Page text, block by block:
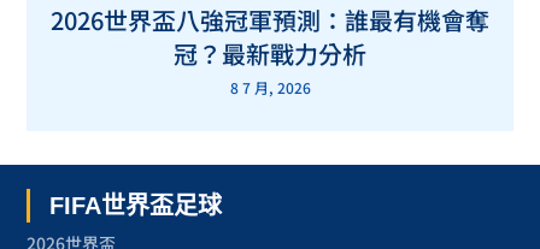
2026世界盃八強冠軍預測：誰最有機會奪
冠？最新戰力分析
8 7 月, 2026
FIFA世界盃足球
2026世界盃